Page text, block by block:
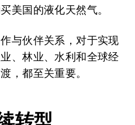
美国的液化天然气。
与伙伴关系，对于实现
、林业、水利和全球经
，都至关重要。
转型